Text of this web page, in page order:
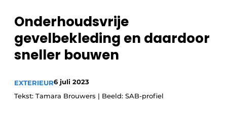
Vacatures
Video’s
Onderhoudsvrije
gevelbekleding en daardoor
sneller bouwen
EXTERIEUR6 juli 2023
Tekst: Tamara Brouwers | Beeld: SAB-profiel